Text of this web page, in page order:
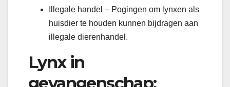
Illegale handel – Pogingen om lynxen als
huisdier te houden kunnen bijdragen aan
illegale dierenhandel.
Lynx in